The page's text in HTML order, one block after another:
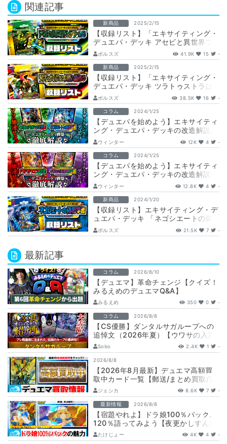
関連記事
新商品 2025/2/15
【収録リスト】「エキサイティング・
デュエパ・デッキ アセビと異世界フ
ェアリーたち」商品情報【DM24-
BD5】
ボルスズ 41.9K 15 -
新商品 2025/2/15
【収録リスト】「エキサイティング・
デュエパ・デッキ ツラトゥストラは
水晶と語らう」商品情報【DM24-
BD6】
ボルスズ 38.5K 16 -
コラム 2024/1/25
【デュエパを始めよう】エキサイティ
ング・デュエパ・デッキの改造解説記
事後編！【双極のアカシックZ計画・
ネゴシエ…
ウィンター 12K 4 -
コラム 2024/1/25
【デュエパを始めよう】エキサイティ
ング・デュエパ・デッキの改造解説記
事前編！【ドラドラドラゴン龍幻郷・
不敬なり…
ウィンター 12.8K 4 -
新商品 2024/1/20
【収録リスト】エキサイティング・デ
ュエパ・デッキ 「ネゴシエートの偽
衒学者」商品情報【DM23-BD7】
ボルスズ 21.5K 7 -
最新記事
コラム 2026/8/10
【デュエマ】革命チェンジ【クイズ！
みるえめのデュエマQ&A】
みるえめ 350 0 -
コラム 2026/8/8
【CS優勝】ダンタルサガループへの
追悼文（2026年夏）【ウワサの入賞
オリジナルデッキ紹介所 – …
Sobo 2.4K 1 -
2026/8/8
【2026年8月最新】デュエマ高額買
取中カード一覧【郵送/まとめ買取/買
取表/相場/金トレジャー】
ジェシカ 8.6K 7 -
最新情報 2026/8/8
【宿題やれよ】ドラ娘100％パック、
120％語ってみよう【夜更かしすんな
よ】
たけじょー 4K 4 -